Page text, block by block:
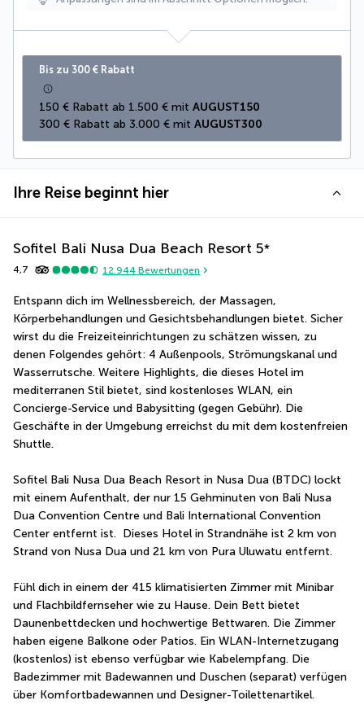
Bis zu 300 € Rabatt
150 € Rabatt ab 1.500 € mit AUGUST150
300 € Rabatt ab 3.000 € mit AUGUST300
Ihre Reise beginnt hier
Sofitel Bali Nusa Dua Beach Resort 5*
4,7 12.944 Bewertungen
Entspann dich im Wellnessbereich, der Massagen,
Körperbehandlungen und Gesichtsbehandlungen bietet. Sicher
wirst du die Freizeiteinrichtungen zu schätzen wissen, zu
denen Folgendes gehört: 4 Außenpools, Strömungskanal und
Wasserrutsche. Weitere Highlights, die dieses Hotel im
mediterranen Stil bietet, sind kostenloses WLAN, ein
Concierge-Service und Babysitting (gegen Gebühr). Die
Geschäfte in der Umgebung erreichst du mit dem kostenfreien
Shuttle.
Sofitel Bali Nusa Dua Beach Resort in Nusa Dua (BTDC) lockt
mit einem Aufenthalt, der nur 15 Gehminuten von Bali Nusa
Dua Convention Centre und Bali International Convention
Center entfernt ist.  Dieses Hotel in Strandnähe ist 2 km von
Strand von Nusa Dua und 21 km von Pura Uluwatu entfernt.
Fühl dich in einem der 415 klimatisierten Zimmer mit Minibar
und Flachbildfernseher wie zu Hause. Dein Bett bietet
Daunenbettdecken und hochwertige Bettwaren. Die Zimmer
haben eigene Balkone oder Patios. Ein WLAN-Internetzugang
(kostenlos) ist ebenso verfügbar wie Kabelempfang. Die
Badezimmer mit Badewannen und Duschen (separat) verfügen
über Komfortbadewannen und Designer-Toilettenartikel.